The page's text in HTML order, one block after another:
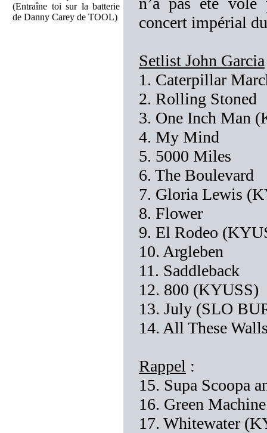
(Entraîne toi sur la batterie
de Danny Carey de TOOL)
concert impérial
Setlist John Garcia
1. Caterpillar
2. Rolling Stoned
3. One Inch Man
4. My Mind
5. 5000 Miles
6. The Boulevard
7. Gloria Lewis
8. Flower
9. El Rodeo
10. Argleben
11. Saddleback
12. 800 (KYUSS)
13. July (SLO
14. All These
Rappel :
15. Supa Scoopa
16. Green
17. Whitewater